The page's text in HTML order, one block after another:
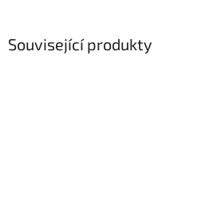
Související produkty